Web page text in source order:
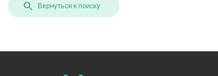
Вернуться к поиску